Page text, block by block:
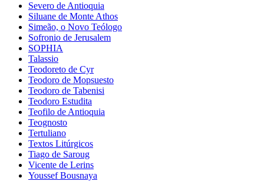
Severo de Antioquia
Siluane de Monte Athos
Simeão, o Novo Teólogo
Sofronio de Jerusalem
SOPHIA
Talassio
Teodoreto de Cyr
Teodoro de Mopsuesto
Teodoro de Tabenisi
Teodoro Estudita
Teofilo de Antioquia
Teognosto
Tertuliano
Textos Litúrgicos
Tiago de Saroug
Vicente de Lerins
Youssef Bousnaya